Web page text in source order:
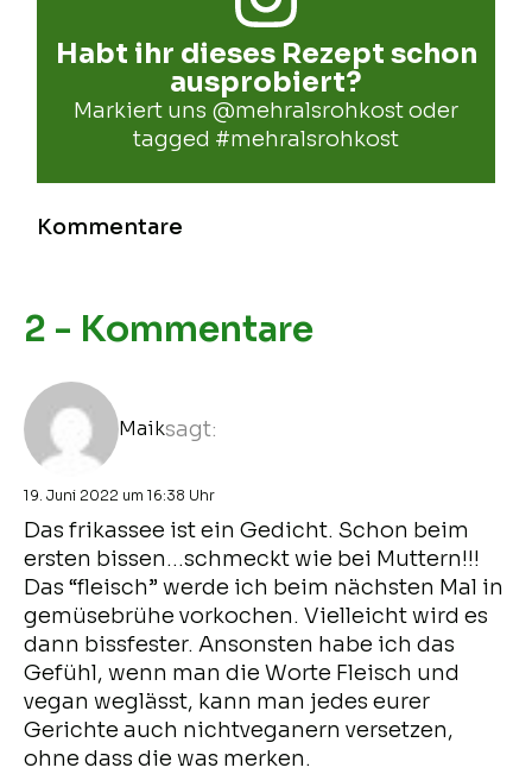
Habt ihr dieses Rezept schon
ausprobiert?
Markiert uns @mehralsrohkostoder
tagged #mehralsrohkost
Kommentare
2 - Kommentare
Maiksagt:
19. Juni 2022 um 16:38 Uhr
Das frikassee ist ein Gedicht. Schon beim
ersten bissen…schmeckt wie bei Muttern!!!
Das “fleisch” werde ich beim nächsten Mal in
gemüsebrühe vorkochen. Vielleicht wird es
dann bissfester. Ansonsten habe ich das
Gefühl, wenn man die Worte Fleisch und
vegan weglässt, kann man jedes eurer
Gerichte auch nichtveganern versetzen,
ohne dass die was merken.